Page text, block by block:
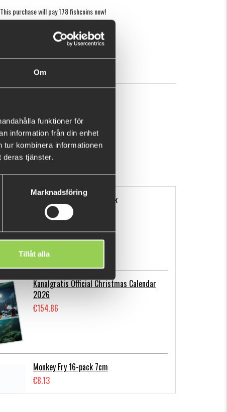
Om
funktioner för
information från din enhet
kombinera informationen
deras tjänster.
Marknadsföring
Tillåt alla
This purchase will pay 178 fishcoins now!
What is this?
BUY
OK
Flatnose Mini 9cm, 10-pack
€12.70
Kanalgratis Official Christmas Calendar
2026
€154.86
Monkey Fry 16-pack 7cm
€8.13